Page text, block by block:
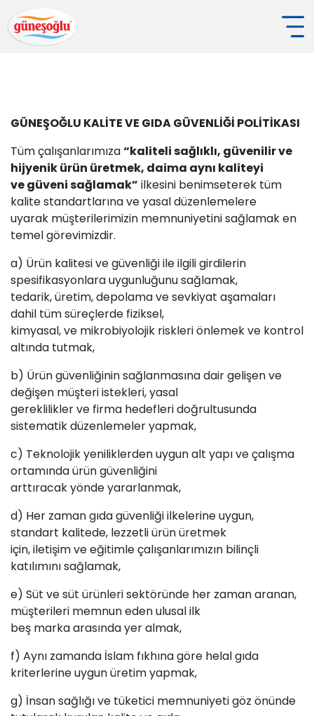
GÜNEŞOĞLU KALİTE VE GIDA GÜVENLİĞİ POLİTİKASI
Tüm çalışanlarımıza“kaliteli sağlıklı, güvenilir ve
hijyenik ürün üretmek, daima aynı kaliteyi
ve güveni sağlamak” ilkesini benimseterek tüm
kalite standartlarına ve yasal düzenlemelere
uyarak müşterilerimizin memnuniyetini sağlamak en
temel görevimizdir.
a) Ürün kalitesi ve güvenliği ile ilgili girdilerin
spesifikasyonlara uygunluğunu sağlamak,
tedarik, üretim, depolama ve sevkiyat aşamaları
dahil tüm süreçlerde fiziksel,
kimyasal, ve mikrobiyolojik riskleri önlemek ve kontrol
altında tutmak,
b) Ürün güvenliğinin sağlanmasına dair gelişen ve
değişen müşteri istekleri, yasal
gereklilikler ve firma hedefleri doğrultusunda
sistematik düzenlemeler yapmak,
c) Teknolojik yeniliklerden uygun alt yapı ve çalışma
ortamında ürün güvenliğini
arttıracak yönde yararlanmak,
d) Her zaman gıda güvenliği ilkelerine uygun,
standart kalitede, lezzetli ürün üretmek
için, iletişim ve eğitimle çalışanlarımızın bilinçli
katılımını sağlamak,
e) Süt ve süt ürünleri sektöründe her zaman aranan,
müşterileri memnun eden ulusal ilk
beş marka arasında yer almak,
f) Aynı zamanda İslam fıkhına göre helal gıda
kriterlerine uygun üretim yapmak,
g) İnsan sağlığı ve tüketici memnuniyeti göz önünde